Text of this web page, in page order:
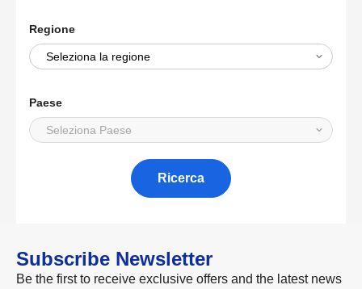
Regione
Paese
Ricerca
Subscribe Newsletter
Be the first to receive exclusive offers and the latest news